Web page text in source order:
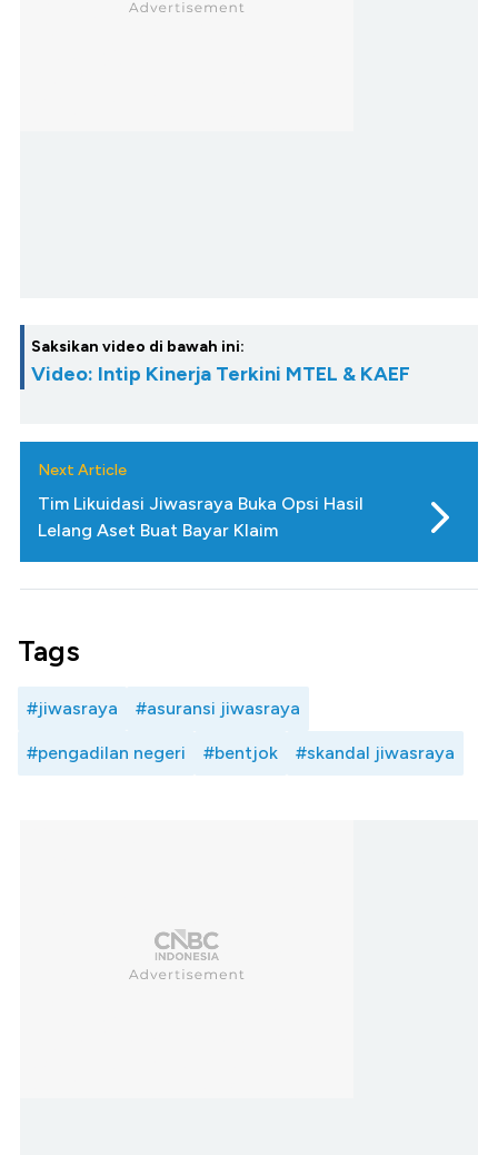
Saksikan video di bawah ini:
Video: Intip Kinerja Terkini MTEL & KAEF
Next Article
Tim Likuidasi Jiwasraya Buka Opsi Hasil
Lelang Aset Buat Bayar Klaim
Tags
#jiwasraya #asuransi jiwasraya
#pengadilan negeri #bentjok #skandal jiwasraya